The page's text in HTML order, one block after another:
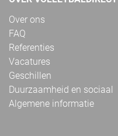
Over ons
FAQ
Referenties
Vacatures
Geschillen
Duurzaamheid en sociaal
Algemene informatie